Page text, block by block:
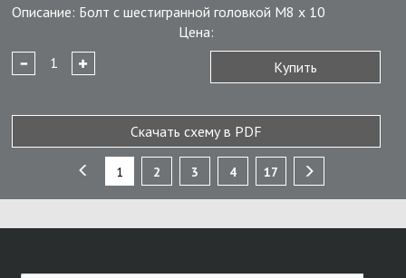
Описание: Болт с шестигранной головкой М8 х 10
Цена:
Купить
Скачать схему в PDF
1 2 3 4 17